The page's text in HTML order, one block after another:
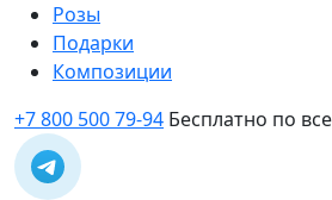
Розы
Подарки
Композиции
+7 800 500 79-94 Бесплатно по